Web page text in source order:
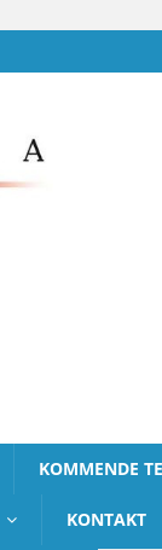
KOMMENDE
KONTAKT